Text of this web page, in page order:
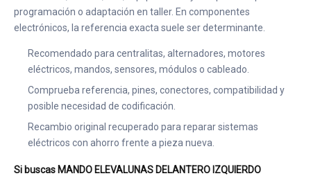
programación o adaptación en taller. En componentes
electrónicos, la referencia exacta suele ser determinante.
Recomendado para centralitas, alternadores, motores
eléctricos, mandos, sensores, módulos o cableado.
Comprueba referencia, pines, conectores, compatibilidad y
posible necesidad de codificación.
Recambio original recuperado para reparar sistemas
eléctricos con ahorro frente a pieza nueva.
Si buscas MANDO ELEVALUNAS DELANTERO IZQUIERDO